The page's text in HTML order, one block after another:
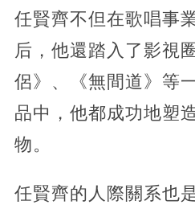
任賢齊不但在歌唱事
后，他還踏入了影視
侶》、《無間道》等
品中，他都成功地塑
物。
任賢齊的人際關系也